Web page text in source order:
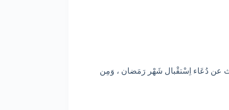
عن دُعَاء اِسْتقْبال شَهْر رَمَضان ، وَمِن